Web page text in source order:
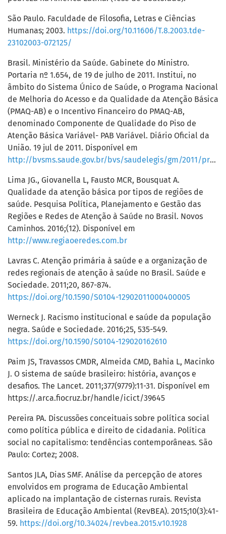
São Paulo. Faculdade de Filosofia, Letras e Ciências
Humanas; 2003. https://doi.org/10.11606/T.8.2003.tde-
23102003-072125/
Brasil. Ministério da Saúde. Gabinete do Ministro.
Portaria nº 1.654, de 19 de julho de 2011. Institui, no
âmbito do Sistema Único de Saúde, o Programa Nacional
de Melhoria do Acesso e da Qualidade da Atenção Básica
(PMAQ-AB) e o Incentivo Financeiro do PMAQ-AB,
denominado Componente de Qualidade do Piso de
Atenção Básica Variável- PAB Variável. Diário Oficial da
União. 19 jul de 2011. Disponível em
http://bvsms.saude.gov.br/bvs/saudelegis/gm/2011/prt1654_19_07_2011.html
Lima JG., Giovanella L, Fausto MCR, Bousquat A.
Qualidade da atenção básica por tipos de regiões de
saúde. Pesquisa Política, Planejamento e Gestão das
Regiões e Redes de Atenção à Saúde no Brasil. Novos
Caminhos. 2016;(12). Disponível em
http://www.regiaoeredes.com.br
Lavras C. Atenção primária à saúde e a organização de
redes regionais de atenção à saúde no Brasil. Saúde e
Sociedade. 2011;20, 867-874.
https://doi.org/10.1590/S0104-12902011000400005
Werneck J. Racismo institucional e saúde da população
negra. Saúde e Sociedade. 2016;25, 535-549.
https://doi.org/10.1590/S0104-129020162610
Paim JS, Travassos CMDR, Almeida CMD, Bahia L, Macinko
J. O sistema de saúde brasileiro: história, avanços e
desafios. The Lancet. 2011;377(9779):11-31. Disponível em
https://.arca.fiocruz.br/handle/icict/39645
Pereira PA. Discussões conceituais sobre política social
como política pública e direito de cidadania. Política
social no capitalismo: tendências contemporâneas. São
Paulo: Cortez; 2008.
Santos JLA, Dias SMF. Análise da percepção de atores
envolvidos em programa de Educação Ambiental
aplicado na implantação de cisternas rurais. Revista
Brasileira de Educação Ambiental (RevBEA). 2015;10(3):41-
59. https://doi.org/10.34024/revbea.2015.v10.1928